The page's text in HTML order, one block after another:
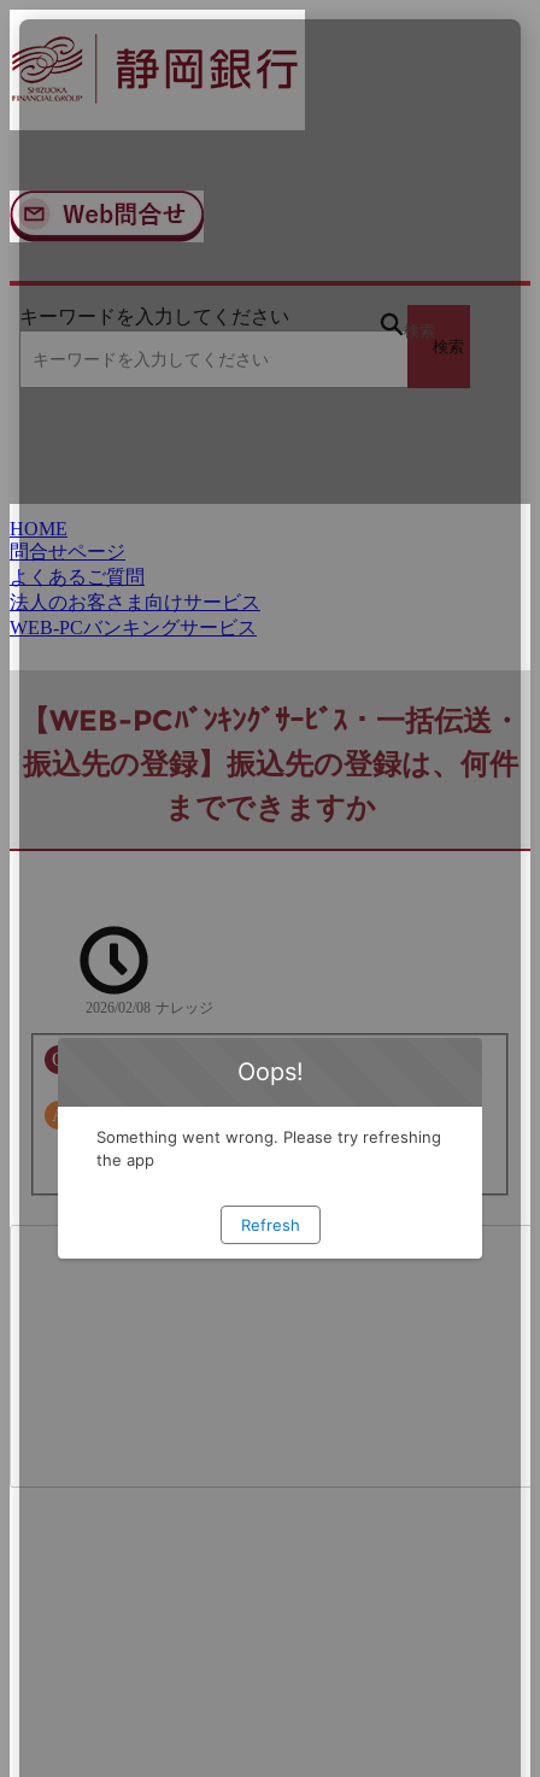
ビ
ゲ
ー
シ
へ
ス
ッ
プ
イ
ン
コ
ン
ツ
へ
キ
ッ
プ
キーワードを入力してください
検索
検索
HOME
問合せページ
よくあるご質問
法人のお客さま向けサービス
WEB-PCバンキングサービス
【WEB-PCﾊﾞﾝｷﾝｸﾞｻｰﾋﾞｽ・一括伝送・
振込先の登録】振込先の登録は、何件
までできますか
2026/02/08 ナレッジ
登録】振込先の登録は、何件までできますか
最大50,000件（地方税納付は2,000件）できま
す。